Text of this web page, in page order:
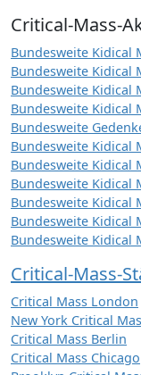
Critical-Mass-
Bundesweite Kidical
Bundesweite Kidical
Bundesweite Kidical
Bundesweite Kidical
Bundesweite
Bundesweite Kidical
Bundesweite Kidical
Bundesweite Kidical
Bundesweite Kidical
Bundesweite Kidical
Bundesweite Kidical
Critical-Mass-
Critical Mass London
New York Critical
Critical Mass Berlin
Critical Mass Chicago